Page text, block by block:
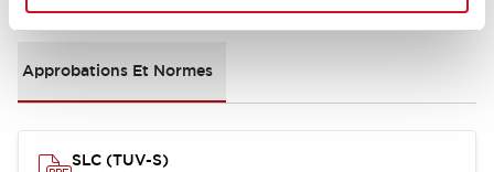
Approbations Et Normes
SLC (TUV-S)